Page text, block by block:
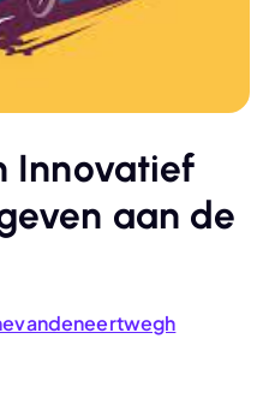
Innovatief
aan de